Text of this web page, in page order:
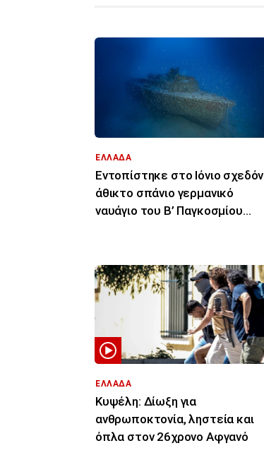
ΕΛΛΑΔΑ
Εντοπίστηκε στο Ιόνιο σχεδόν
άθικτο σπάνιο γερμανικό
ναυάγιο του Β’ Παγκοσμίου
ΕΛΛΑΔΑ
Κυψέλη: Δίωξη για
ανθρωποκτονία, ληστεία και
όπλα στον 26χρονο Αφγανό